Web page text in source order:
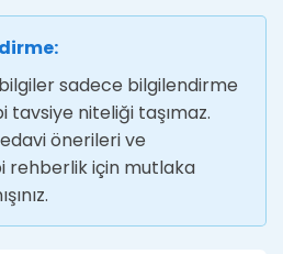
sadece bilgilendirme
tavsiye niteliği taşımaz.
önerileri ve
rehberlik için mutlaka